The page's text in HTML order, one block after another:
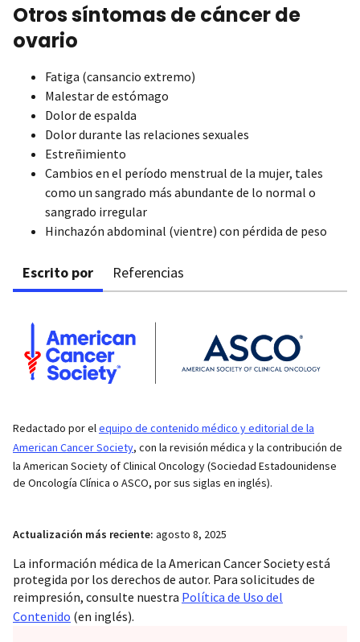
Otros síntomas de cáncer de
ovario
Fatiga (cansancio extremo)
Malestar de estómago
Dolor de espalda
Dolor durante las relaciones sexuales
Estreñimiento
Cambios en el período menstrual de la mujer, tales
como un sangrado más abundante de lo normal o
sangrado irregular
Hinchazón abdominal (vientre) con pérdida de peso
Escrito por Referencias
Redactado por elequipo de contenido médico y editorial de la
American Cancer Society, con la revisión médica y la contribución de
la American Society of Clinical Oncology (Sociedad Estadounidense
de Oncología Clínica o ASCO, por sus siglas en inglés).
Actualización más reciente: agosto 8, 2025
La información médica de la American Cancer Society está
protegida por los derechos de autor. Para solicitudes de
reimpresión, consulte nuestra Política de Uso del
Contenido (en inglés).